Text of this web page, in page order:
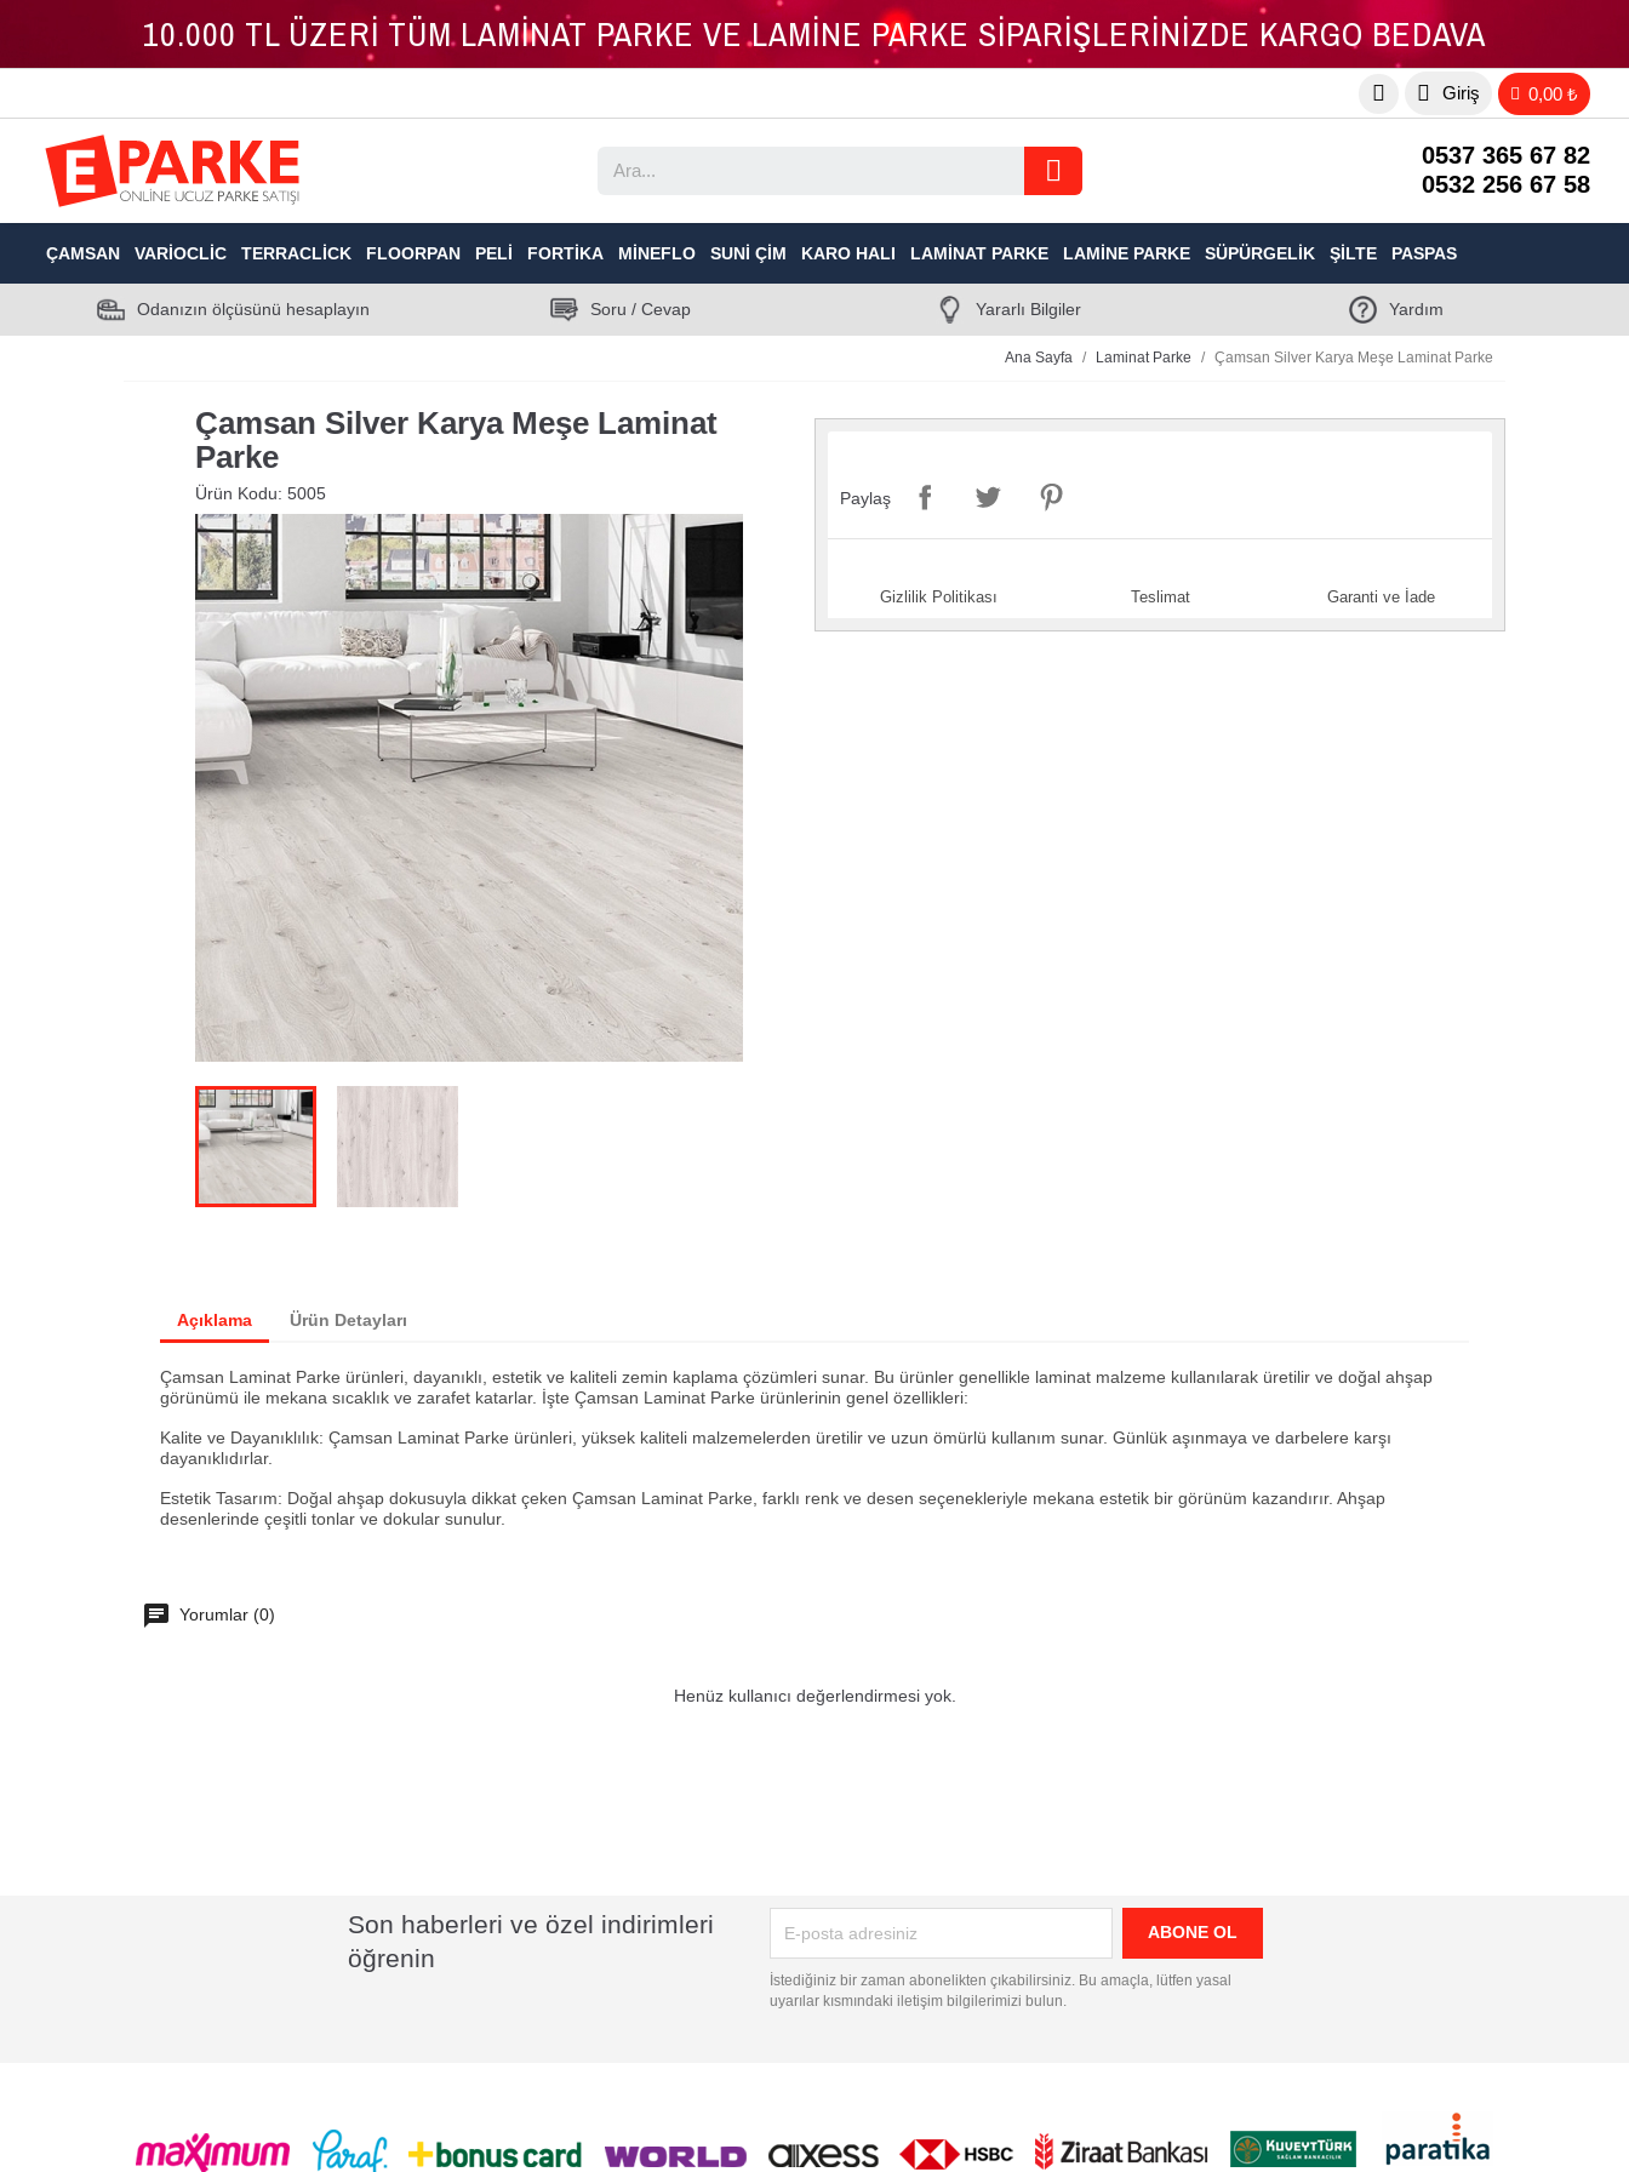
10.000 TL ÜZERİ TÜM LAMİNAT PARKE VE LAMİNE PARKE SİPARİŞLERİNİZDE KARGO BEDAVA
Giriş 0,00 ₺
0537 365 67 82
0532 256 67 58
ÇAMSAN VARIOCLIC TERRACLICK FLOORPAN PELI FORTIKA MINEFLO SUNI ÇIM KARO HALI LAMINAT PARKE LAMINE PARKE SÜPÜRGELIK ŞILTE PASPAS
Odanızın ölçüsünü hesaplayın Soru / Cevap Yararlı Bilgiler Yardım
Ana Sayfa Laminat Parke Çamsan Silver Karya Meşe Laminat Parke
Çamsan Silver Karya Meşe Laminat
Parke
Ürün Kodu: 5005 Paylaş
Gizlilik Politikası Teslimat Garanti ve İade
Açıklama Ürün Detayları
Çamsan Laminat Parke ürünleri, dayanıklı, estetik ve kaliteli zemin kaplama çözümleri sunar. Bu ürünler genellikle laminat malzeme kullanılarak üretilir ve doğal ahşap
görünümü ile mekana sıcaklık ve zarafet katarlar. İşte Çamsan Laminat Parke ürünlerinin genel özellikleri:
Kalite ve Dayanıklılık: Çamsan Laminat Parke ürünleri, yüksek kaliteli malzemelerden üretilir ve uzun ömürlü kullanım sunar. Günlük aşınmaya ve darbelere karşı
dayanıklıdırlar.
Estetik Tasarım: Doğal ahşap dokusuyla dikkat çeken Çamsan Laminat Parke, farklı renk ve desen seçenekleriyle mekana estetik bir görünüm kazandırır. Ahşap
desenlerinde çeşitli tonlar ve dokular sunulur.
Yorumlar (0)
Henüz kullanıcı değerlendirmesi yok.
Son haberleri ve özel indirimleri
öğrenin
İstediğiniz bir zaman abonelikten çıkabilirsiniz. Bu amaçla, lütfen yasal
uyarılar kısmındaki iletişim bilgilerimizi bulun.